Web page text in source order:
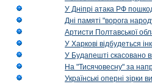
У Дніпрі атака РФ
Дні памяті "ворога
Артисти Полтавської
У Харкові відбудеться
У Будапешті скасовано
На "Тисячовесну" за
Українські оперні